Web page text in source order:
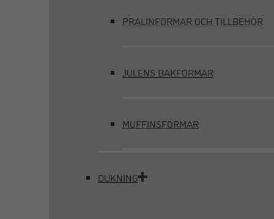
PRALINFORMAR OCH TILLBEHÖR
JULENS BAKFORMAR
MUFFINSFORMAR
DUKNING